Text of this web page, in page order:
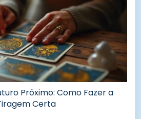
Próximo: Como Fazer a
Certa